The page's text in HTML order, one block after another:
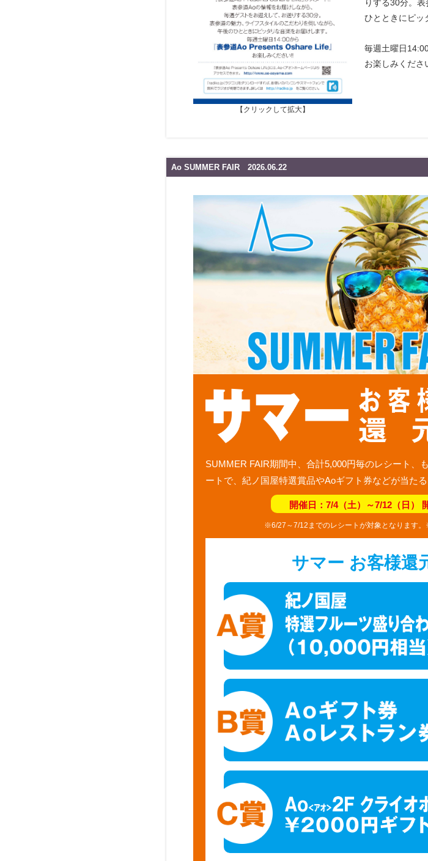
【クリックして拡大】
りする30分。
ひとときにピッ
毎週土曜日
お楽しみくださ
Ao SUMMER FAIR 2026.06.22
SUMMER FAIR期間中、合計5,000円毎のレシート、
ートで、紀ノ国屋特選賞品やAoギフト券などが当た
開催日：7/4（土）～7/12（日）
※6/27～7/12までのレシートが対象となります。
サマー お客様還